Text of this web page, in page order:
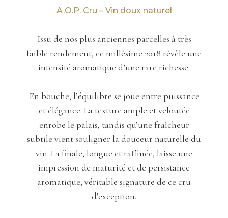
A.O.P. Cru – Vin doux naturel
Issu de nos plus anciennes parcelles à très
faible rendement, ce millésime 2018 révèle une
intensité aromatique d’une rare richesse.
En bouche, l’équilibre se joue entre puissance
et élégance. La texture ample et veloutée
enrobe le palais, tandis qu’une fraîcheur
subtile vient souligner la douceur naturelle du
vin. La finale, longue et raffinée, laisse une
impression de maturité et de persistance
aromatique, véritable signature de ce cru
d’exception.